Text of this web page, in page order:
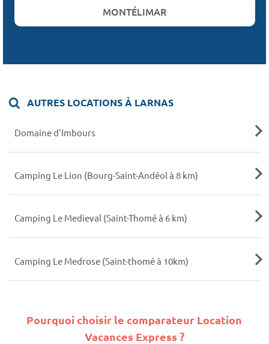
MONTÉLIMAR
AUTRES LOCATIONS À LARNAS
Domaine d'Imbours
Camping Le Lion (Bourg-Saint-Andéol à 8 km)
Camping Le Medieval (Saint-Thomé à 6 km)
Camping Le Medrose (Saint-thomé à 10km)
Pourquoi choisir le comparateur Location
Vacances Express ?